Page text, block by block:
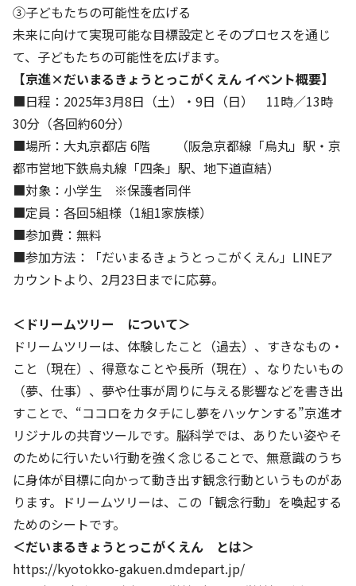
③子どもたちの可能性を広げる
未来に向けて実現可能な目標設定とそのプロセスを通じ
て、子どもたちの可能性を広げます。
【京進×だいまるきょうとっこがくえん イベント概要】
■日程：2025年3月8日（土）・9日（日） 11時／13時
30分（各回約60分）
■場所：大丸京都店 6階 （阪急京都線「烏丸」駅・京
都市営地下鉄烏丸線「四条」駅、地下道直結）
■対象：小学生 ※保護者同伴
■定員：各回5組様（1組1家族様）
■参加費：無料
■参加方法：「だいまるきょうとっこがくえん」LINEア
カウントより、2月23日までに応募。
＜ドリームツリー について＞
ドリームツリーは、体験したこと（過去）、すきなもの・
こと（現在）、得意なことや長所（現在）、なりたいもの
（夢、仕事）、夢や仕事が周りに与える影響などを書き出
すことで、“ココロをカタチにし夢をハッケンする”京進オ
リジナルの共育ツールです。脳科学では、ありたい姿やそ
のために行いたい行動を強く念じることで、無意識のうち
に身体が目標に向かって動き出す観念行動というものがあ
ります。ドリームツリーは、この「観念行動」を喚起する
ためのシートです。
＜だいまるきょうとっこがくえん とは＞
https://kyotokko-gakuen.dmdepart.jp/